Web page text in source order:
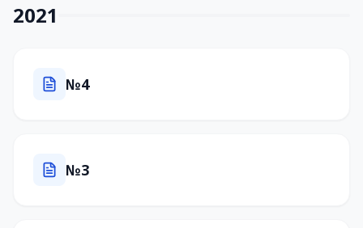
2021
№4
№3